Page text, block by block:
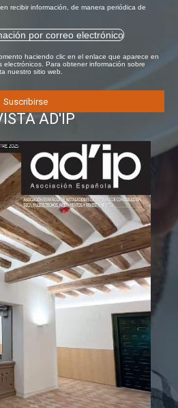
recibir información, de manera periódica de
por correo electrónico
haciendo clic en el enlace que aparece en
Para obtener información sobre
nuestro sitio web.
AD'IP